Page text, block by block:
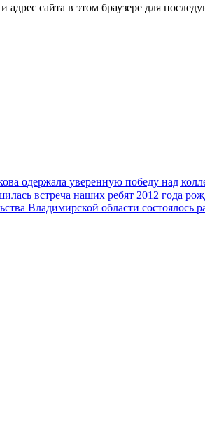
адрес сайта в этом браузере для
одержала уверенную победу над
встреча наших ребят 2012 года
Владимирской области состоялось